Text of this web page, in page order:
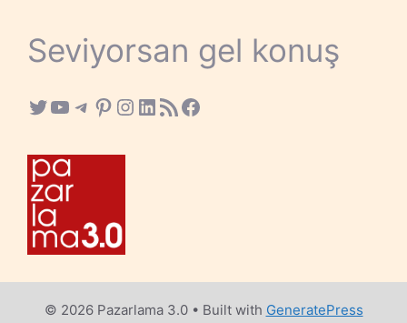
Seviyorsan gel konuş
Twitter
YouTube
Telegram
Pinterest
Instagram
LinkedIn
RSS FeedFacebook
© 2026 Pazarlama 3.0• Built with GeneratePress